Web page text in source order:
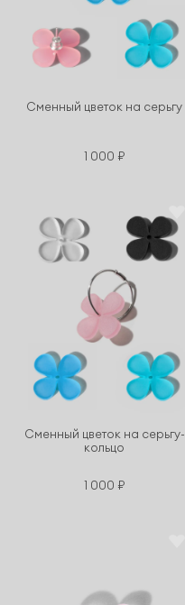
Сменный цветок на серьгу
1 000 ₽
Сменный цветок на серьгу-
кольцо
1 000 ₽